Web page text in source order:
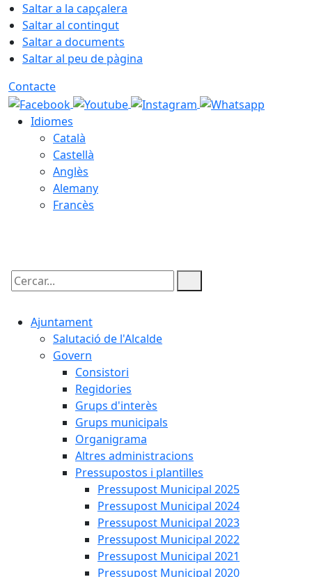
Saltar a la capçalera
Saltar al contingut
Saltar a documents
Saltar al peu de pàgina
Contacte
Idiomes
Català
Castellà
Anglès
Alemany
Francès
Cercar:
Ajuntament
Salutació de l'Alcalde
Govern
Consistori
Regidories
Grups d'interès
Grups municipals
Organigrama
Altres administracions
Pressupostos i plantilles
Pressupost Municipal 2025
Pressupost Municipal 2024
Pressupost Municipal 2023
Pressupost Municipal 2022
Pressupost Municipal 2021
Pressupost Municipal 2020